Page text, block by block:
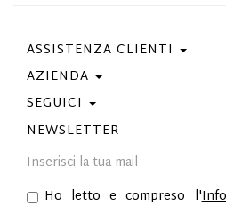
ASSISTENZA CLIENTI
Contattaci
Condizioni Di Acquisto
Guida Taglie
AZIENDA
Privacy Policy
Cookie Policy
Best Of Fabi
GPSR
SEGUICI
Facebook
Instagram
Pinterest
Twitter
NEWSLETTER
Ho letto e compreso l'